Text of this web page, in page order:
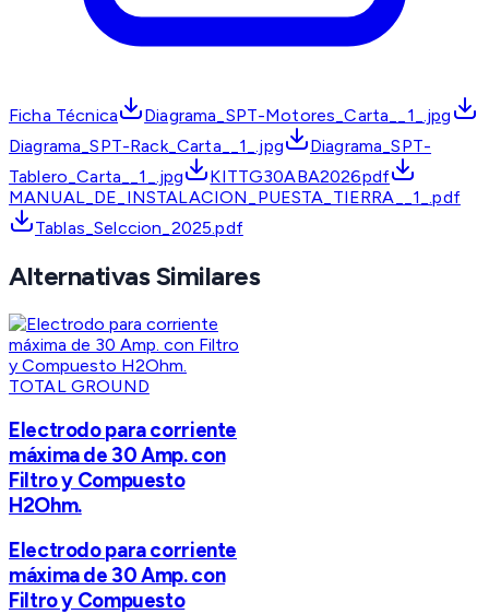
Ficha Técnica
Diagrama_SPT-Motores_Carta__1_.jpg
Diagrama_SPT-Rack_Carta__1_.jpg
Diagrama_SPT-
Tablero_Carta__1_.jpg
KITTG30ABA2026pdf
MANUAL_DE_INSTALACION_PUESTA_TIERRA__1_.pdf
Tablas_Selccion_2025.pdf
Alternativas Similares
TOTAL GROUND
Electrodo para corriente
máxima de 30 Amp. con
Filtro y Compuesto
H2Ohm.
Electrodo para corriente
máxima de 30 Amp. con
Filtro y Compuesto